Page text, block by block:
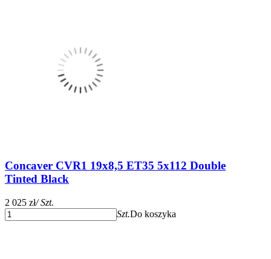
Concaver CVR1 19x8,5 ET35 5x112 Double
Tinted Black
2 025 zł/ Szt.
Szt.Do koszyka